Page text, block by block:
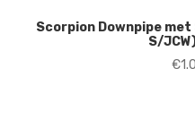
Scorpion Downpipe
S/
€